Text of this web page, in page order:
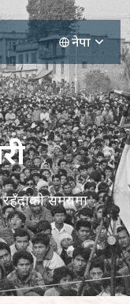
नेपा
रहँदाको समयमा